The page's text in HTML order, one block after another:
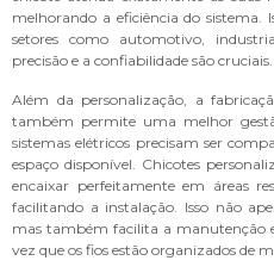
melhorando a eficiência do sistema.
setores como automotivo,
precisão e a confiabilidade são cruciais.
Além da personalização, a
também permite uma melhor
sistemas elétricos precisam ser
espaço disponível. Chicotes
encaixar perfeitamente em áreas
facilitando a instalação. Isso não
mas também facilita a manutenção
vez que os fios estão organizados de